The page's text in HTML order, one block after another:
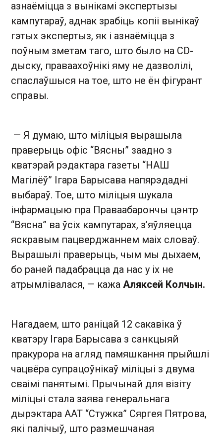
азнаёміцца з вынікамі экспертызы
кампутараў, аднак зрабіць копіі вынікаў
гэтых экспертыз, як і азнаёміцца з
поўным зметам таго, што было на CD-
дыску, праваахоўнікі яму не дазволілі,
спаслаўшыся на тое, што не ён фігурант
справы.
— Я думаю, што міліцыя вырашыла
праверыць офіс “Вясны” заадно з
кватэрай рэдактара газеты “НАШ
Магілёў” Ігара Барысава напярэдадні
выбараў. Тое, што міліцыя шукала
інфармацыю пра Праваабарончы цэнтр
“Вясна” ва ўсіх кампутарах, з’яўляецца
яскравым пацверджаннем маіх словаў.
Вырашылі праверыць, чым мы дыхаем,
бо раней падабрацца да нас у іх не
атрымлівалася, — кажа Аляксей Колчын.
Нагадаем, што раніцай 12 сакавіка ў
кватэру Ігара Барысава з санкцыяй
пракурора на агляд памяшкання прыйшлі
чацвёра супрацоўнікаў міліцыі з двума
сваімі панятымі. Прычынай для візіту
міліцыі стала заява генеральнага
дырэктара ААТ “Стужка” Сяргея Пятрова,
які палічыў, што размешчаная